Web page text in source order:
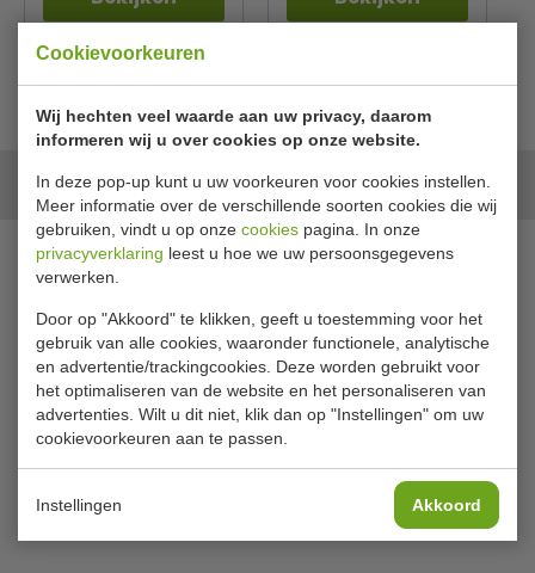
Cookievoorkeuren
Wij hechten veel waarde aan uw privacy, daarom
informeren wij u over cookies op onze website.
In deze pop-up kunt u uw voorkeuren voor cookies instellen.
Meer informatie over de verschillende soorten cookies die wij
gebruiken, vindt u op onze cookies pagina. In onze
privacyverklaring leest u hoe we uw persoonsgegevens
verwerken.
Door op "Akkoord" te klikken, geeft u toestemming voor het
gebruik van alle cookies, waaronder functionele, analytische
en advertentie/trackingcookies. Deze worden gebruikt voor
het optimaliseren van de website en het personaliseren van
advertenties. Wilt u dit niet, klik dan op "Instellingen" om uw
cookievoorkeuren aan te passen.
Instellingen Akkoord
Onze merken